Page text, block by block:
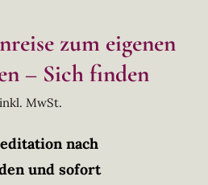
zum eigenen
– Sich finden
inkl. MwSt.
nach
und sofort